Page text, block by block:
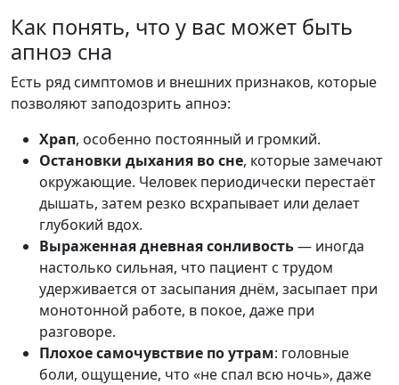
Как понять, что у вас может быть
апноэ сна
Есть ряд симптомов и внешних признаков, которые
позволяют заподозрить апноэ:
Храп, особенно постоянный и громкий.
Остановки дыхания во сне, которые замечают
окружающие. Человек периодически перестаёт
дышать, затем резко всхрапывает или делает
глубокий вдох.
Выраженная дневная сонливость— иногда
настолько сильная, что пациент с трудом
удерживается от засыпания днём, засыпает при
монотонной работе, в покое, даже при
разговоре.
Плохое самочувствие по утрам: головные
боли, ощущение, что «не спал всю ночь», даже